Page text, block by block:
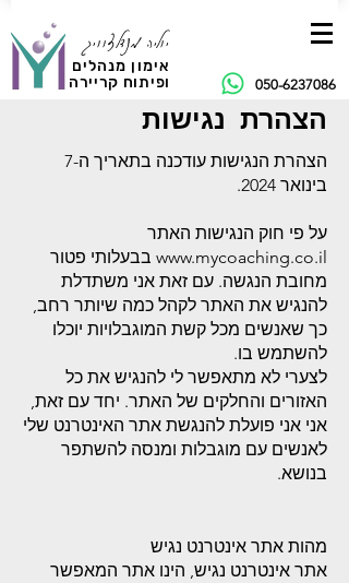
יוליה מנדלצוויג
אימון מנהלים
ופיתוח קריירה
050-6237086
הצהרת נגישות
הצהרת הנגישות עודכנה בתאריך ה-7
בינואר 2024.
על פי חוק הנגישות האתר
www.mycoaching.co.il בבעלותי פטור
מחובת הנגשה. עם זאת אני משתדלת
להנגיש את האתר לקהל כמה שיותר רחב,
כך שאנשים מכל קשת המוגבלויות יוכלו
להשתמש בו.
לצערי לא מתאפשר לי להנגיש את כל
האזורים והחלקים של האתר. יחד עם זאת,
אני אני פועלת להנגשת אתר האינטרנט שלי
לאנשים עם מוגבלות ומנסה להשתפר
בנושא.
מהות אתר אינטרנט נגיש
אתר אינטרנט נגיש, הינו אתר המאפשר